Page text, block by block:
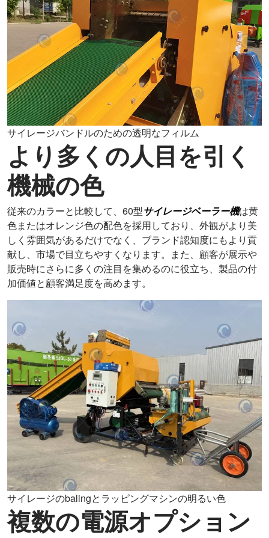
サイレージバンドルのための透明なフィルム
より多くの人目を引く
機械の色
従来のカラーと比較して、60型サイレージベーラー機は黄
色またはオレンジ色の配色を採用しており、外観がより美
しく雰囲気があるだけでなく、ブランド認知度にもより貢
献し、市場で目立ちやすくなります。また、顧客が展示や
販売時にさらに多くの注目を集めるのに役立ち、製品の付
加価値と顧客満足度を高めます。
サイレージのbalingとラッピングマシンの明るい色
複数の電源オプション